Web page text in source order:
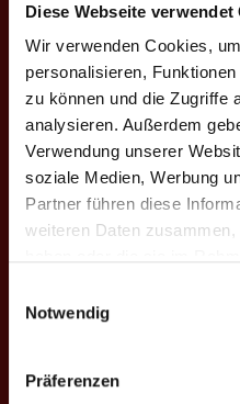
Diese Webseite verwendet
Wir verwenden Cookies,
personalisieren,
zu können und die Zugriffe
analysieren. Außerdem
Verwendung unserer
soziale Medien, Werbung
Partner führen diese
weiteren Daten
Notwendig
Präferenzen
M # Spieler GP
E1 Felix B.
E2 3 Jan T. 4
E3 4 Adrian B. 4
E4 5